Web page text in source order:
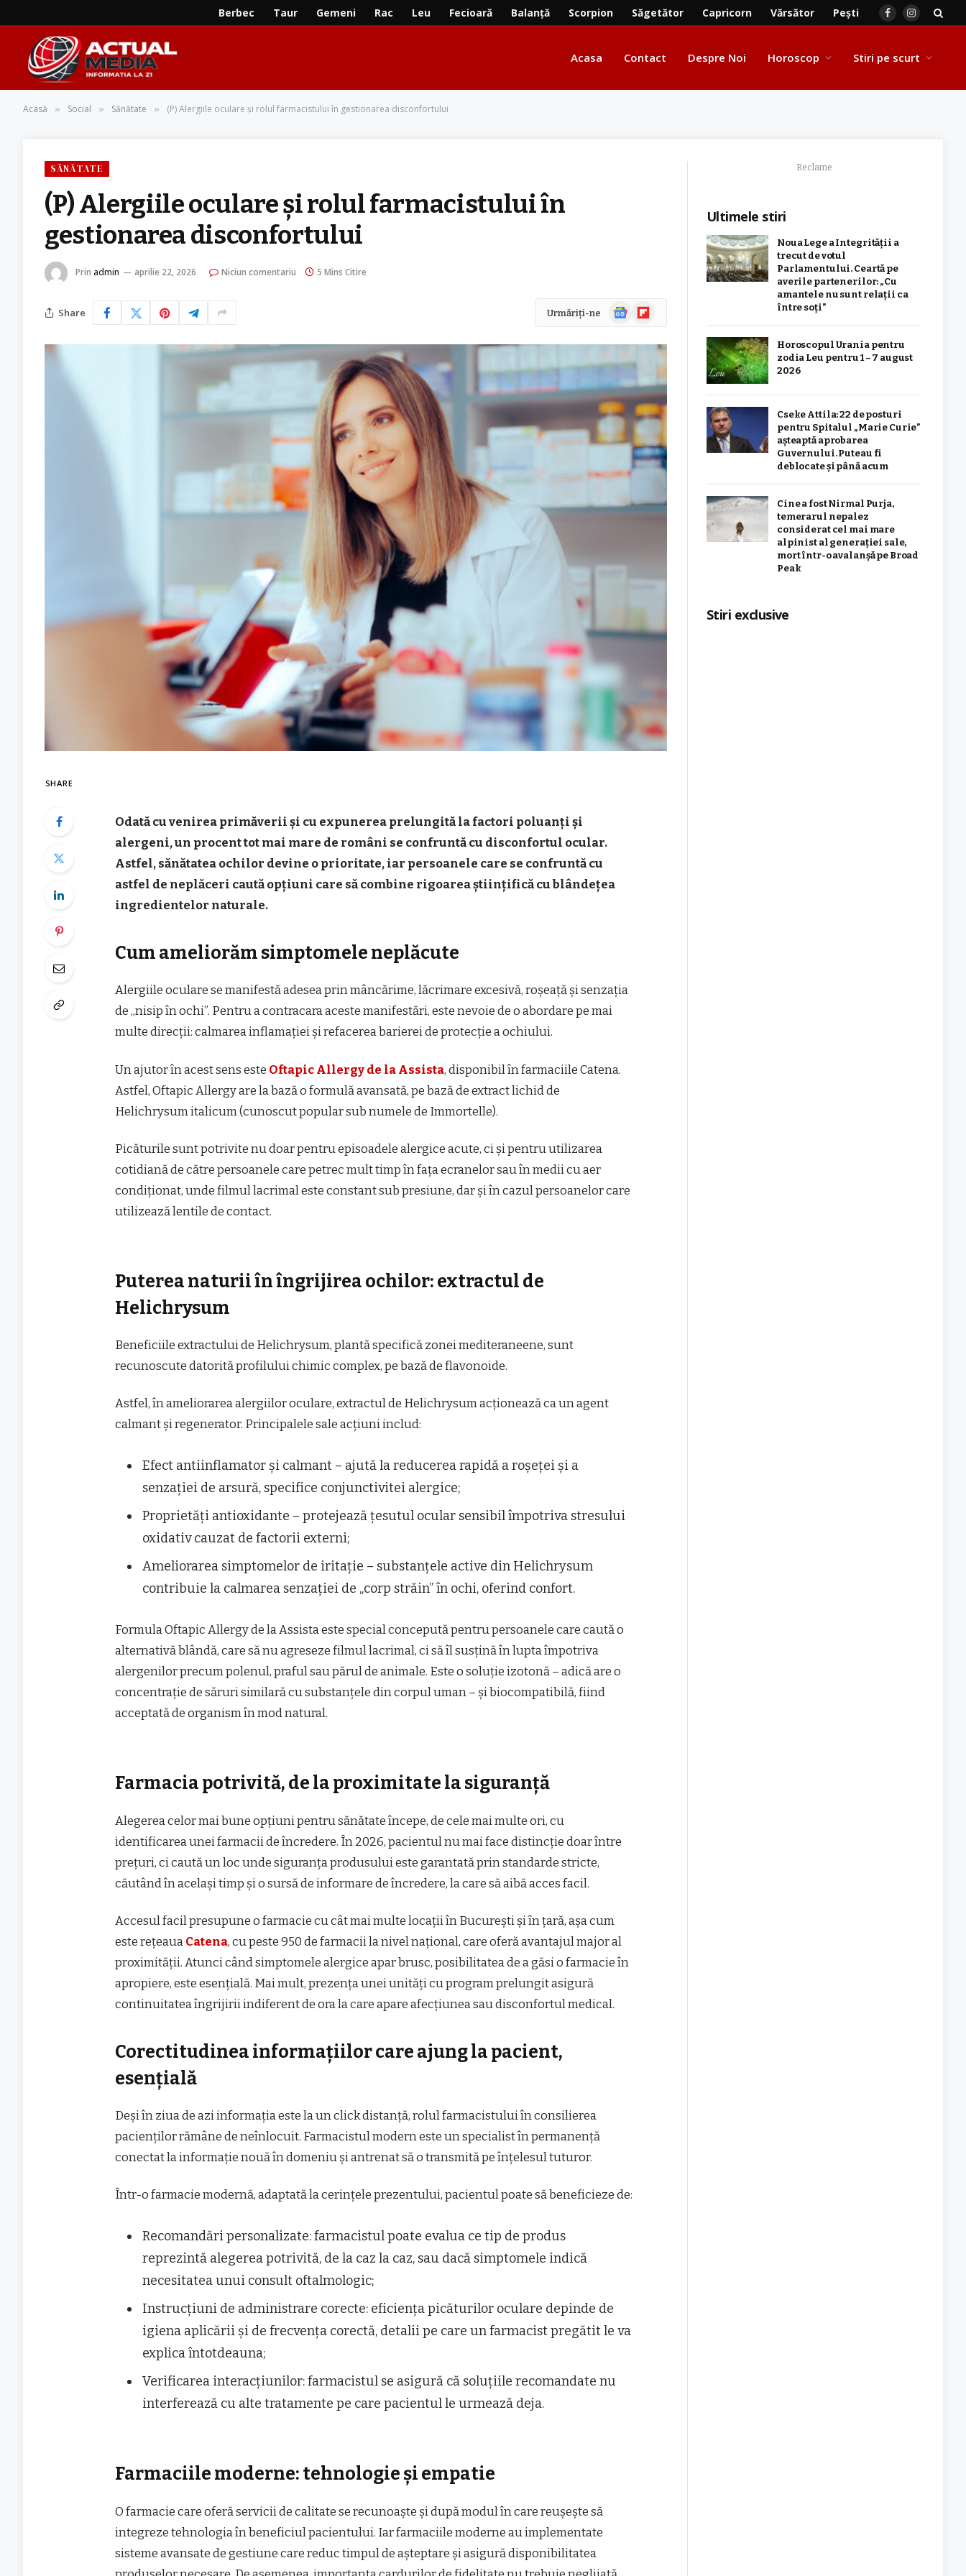
Berbec Taur Gemeni Rac Leu Fecioară Balanță Scorpion Săgetător Capricorn Vărsător Pești FacebookInstagram
Acasa Contact Despre Noi Horoscop Stiri pe scurt
Acasă » Social » Sănătate » (P) Alergiile oculare și rolul farmacistului în gestionarea disconfortului
SĂNĂTATE
(P) Alergiile oculare și rolul farmacistului în
gestionarea disconfortului
Prin admin aprilie 22, 2026 Niciun comentariu 5 Mins Citire
Share Urmăriți-ne
Știri
Google
Flipboard
SHARE
Odată cu venirea primăverii și cu expunerea prelungită la factori poluanți și
alergeni, un procent tot mai mare de români se confruntă cu disconfortul ocular.
Astfel, sănătatea ochilor devine o prioritate, iar persoanele care se confruntă cu
astfel de neplăceri caută opțiuni care să combine rigoarea științifică cu blândețea
ingredientelor naturale.
Cum ameliorăm simptomele neplăcute
Alergiile oculare se manifestă adesea prin mâncărime, lăcrimare excesivă, roșeață și senzația
de „nisip în ochi”. Pentru a contracara aceste manifestări, este nevoie de o abordare pe mai
multe direcții: calmarea inflamației și refacerea barierei de protecție a ochiului.
Un ajutor în acest sens este Oftapic Allergy de la Assista, disponibil în farmaciile Catena.
Astfel, Oftapic Allergy are la bază o formulă avansată, pe bază de extract lichid de
Helichrysum italicum (cunoscut popular sub numele de Immortelle).
Picăturile sunt potrivite nu doar pentru episoadele alergice acute, ci și pentru utilizarea
cotidiană de către persoanele care petrec mult timp în fața ecranelor sau în medii cu aer
condiționat, unde filmul lacrimal este constant sub presiune, dar și în cazul persoanelor care
utilizează lentile de contact.
Puterea naturii în îngrijirea ochilor: extractul de
Helichrysum
Beneficiile extractului de Helichrysum, plantă specifică zonei mediteraneene, sunt
recunoscute datorită profilului chimic complex, pe bază de flavonoide.
Astfel, în ameliorarea alergiilor oculare, extractul de Helichrysum acționează ca un agent
calmant și regenerator. Principalele sale acțiuni includ:
Efect antiinflamator și calmant – ajută la reducerea rapidă a roșeței și a
senzației de arsură, specifice conjunctivitei alergice;
Proprietăți antioxidante – protejează țesutul ocular sensibil împotriva stresului
oxidativ cauzat de factorii externi;
Ameliorarea simptomelor de iritație – substanțele active din Helichrysum
contribuie la calmarea senzației de „corp străin” în ochi, oferind confort.
Formula Oftapic Allergy de la Assista este special concepută pentru persoanele care caută o
alternativă blândă, care să nu agreseze filmul lacrimal, ci să îl susțină în lupta împotriva
alergenilor precum polenul, praful sau părul de animale. Este o soluție izotonă – adică are o
concentrație de săruri similară cu substanțele din corpul uman – și biocompatibilă, fiind
acceptată de organism în mod natural.
Farmacia potrivită, de la proximitate la siguranță
Alegerea celor mai bune opțiuni pentru sănătate începe, de cele mai multe ori, cu
identificarea unei farmacii de încredere. În 2026, pacientul nu mai face distincție doar între
prețuri, ci caută un loc unde siguranța produsului este garantată prin standarde stricte,
căutând în același timp și o sursă de informare de încredere, la care să aibă acces facil.
Accesul facil presupune o farmacie cu cât mai multe locații în București și în țară, așa cum
este rețeaua Catena, cu peste 950 de farmacii la nivel național, care oferă avantajul major al
proximității. Atunci când simptomele alergice apar brusc, posibilitatea de a găsi o farmacie în
apropiere, este esențială. Mai mult, prezența unei unități cu program prelungit asigură
continuitatea îngrijirii indiferent de ora la care apare afecțiunea sau disconfortul medical.
Corectitudinea informațiilor care ajung la pacient,
esențială
Deși în ziua de azi informația este la un click distanță, rolul farmacistului în consilierea
pacienților rămâne de neînlocuit. Farmacistul modern este un specialist în permanență
conectat la informație nouă în domeniu și antrenat să o transmită pe înțelesul tuturor.
Într-o farmacie modernă, adaptată la cerințele prezentului, pacientul poate să beneficieze de:
Recomandări personalizate: farmacistul poate evalua ce tip de produs
reprezintă alegerea potrivită, de la caz la caz, sau dacă simptomele indică
necesitatea unui consult oftalmologic;
Instrucțiuni de administrare corecte: eficiența picăturilor oculare depinde de
igiena aplicării și de frecvența corectă, detalii pe care un farmacist pregătit le va
explica întotdeauna;
Verificarea interacțiunilor: farmacistul se asigură că soluțiile recomandate nu
interferează cu alte tratamente pe care pacientul le urmează deja.
Farmaciile moderne: tehnologie și empatie
O farmacie care oferă servicii de calitate se recunoaște și după modul în care reușește să
integreze tehnologia în beneficiul pacientului. Iar farmaciile moderne au implementate
sisteme avansate de gestiune care reduc timpul de așteptare și asigură disponibilitatea
Reclame
Ultimele stiri
Noua Lege a Integrității a
trecut de votul
Parlamentului. Ceartă pe
averile partenerilor: „Cu
amantele nu sunt relații ca
între soți”
Horoscopul Urania pentru
zodia Leu pentru 1 – 7 august
2026
Cseke Attila: 22 de posturi
pentru Spitalul „Marie Curie”
așteaptă aprobarea
Guvernului. Puteau fi
deblocate și până acum
Cine a fost Nirmal Purja,
temerarul nepalez
considerat cel mai mare
alpinist al generației sale,
mort într-o avalanșă pe Broad
Peak
Stiri exclusive